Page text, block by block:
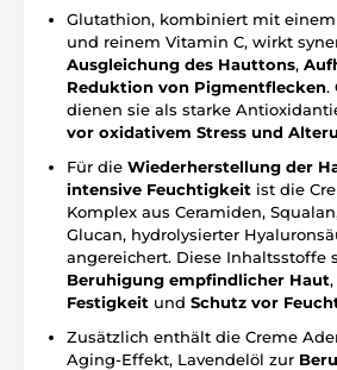
Glutathion, kombiniert mit
und reinem Vitamin C, wirkt
Ausgleichung des Hauttons,
Reduktion von Pigmentflecken.
dienen sie als starke
vor oxidativem Stress und
Für die Wiederherstellung der
intensive Feuchtigkeit ist die
Komplex aus Ceramiden,
Glucan, hydrolysierter
angereichert. Diese Inhaltsstoffe
Beruhigung empfindlicher Haut,
Festigkeit und Schutz vor
Zusätzlich enthält die Creme
Aging-Effekt, Lavendelöl zur